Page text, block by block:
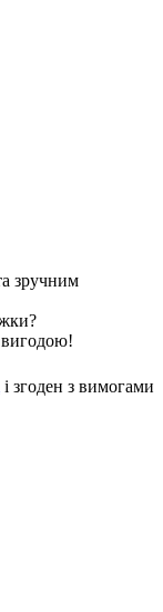
зручним
вигодою!
і згоден з вимогами